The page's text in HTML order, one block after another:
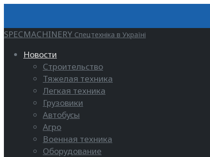
SPECMACHINERY Спецтехніка в Україні
Новости
Строительство
Тяжелая техника
Легкая техника
Грузовики
Автобусы
Агро
Военная техника
Оборудование